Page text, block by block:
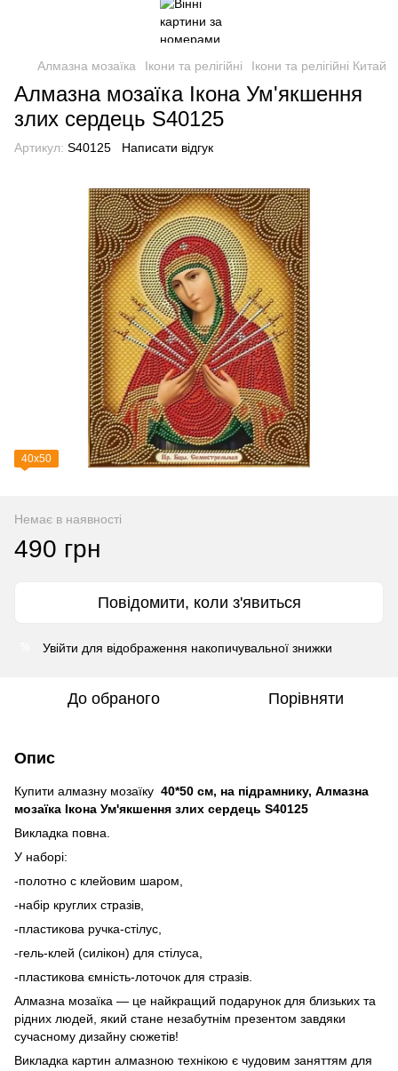
Алмазна мозаїка Ікони та релігійні Ікони та релігійні Китай
Алмазна мозаїка Ікона Ум'якшення
злих сердець S40125
Артикул: S40125 Написати відгук
40х50
Немає в наявності
490 грн
Повідомити, коли з'явиться
Увійти для відображення накопичувальної знижки
До обраного Порівняти
Опис
Купити алмазну мозаїку 40*50 см, на підрамнику, Алмазна
мозаїка Ікона Ум'якшення злих сердець S40125
Викладка повна.
У наборі:
-полотно с клейовим шаром,
-набір круглих стразів,
-пластикова ручка-стілус,
-гель-клей (силікон) для стілуса,
-пластикова ємність-лоточок для стразів.
Алмазна мозаїка — це найкращий подарунок для близьких та
рідних людей, який стане незабутнім презентом завдяки
сучасному дизайну сюжетів!
Викладка картин алмазною технікою є чудовим заняттям для